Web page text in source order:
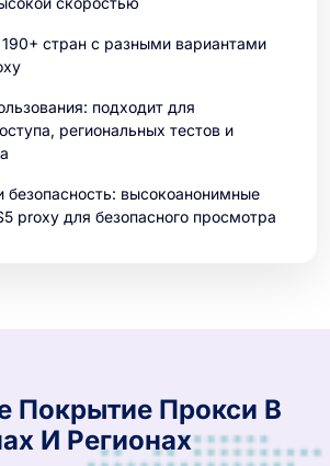
стран с разными вариантами
подходит для
региональных тестов и
безопасность: высокоанонимные
proxy для безопасного просмотра
Покрытие Прокси В
И Регионах